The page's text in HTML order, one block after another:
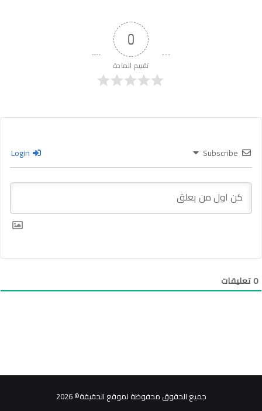
0
تقييم المادة
Subscribe
0تعليقات
جميع الحقوق محفوظة لموقع الحقيقة© 2026